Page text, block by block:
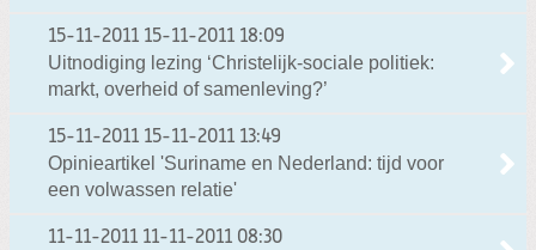
15-11-2011 15-11-2011 18:09
Uitnodiging lezing ‘Christelijk-sociale politiek:
markt, overheid of samenleving?’
15-11-2011 15-11-2011 13:49
Opinieartikel 'Suriname en Nederland: tijd voor
een volwassen relatie'
11-11-2011 11-11-2011 08:30